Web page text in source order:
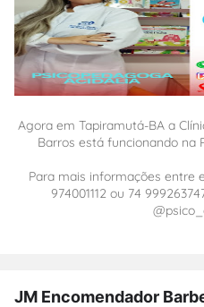
Agora em Tapiramutá-BA a
Barros está funcionando na
Para mais informações entre
974001112 ou 74
JM Encomendador